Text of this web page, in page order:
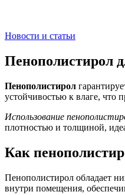
Новости и статьи
Пенополистирол
Пенополистирол
устойчивостью к влаге, что
Использование
плотностью и толщиной,
Как
Пенополистирол обладает
внутри помещения,